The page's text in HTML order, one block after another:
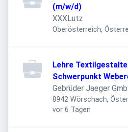
(m/w/d)
XXXLutz
Oberösterreich,
Lehre
Schwerpunkt
Gebrüder Jaeger
8942 Wörschach,
Veröffentlicht
vor 6 Tagen